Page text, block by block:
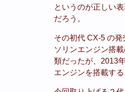
というのが正しい
だろう。
その初代 CX-5 の
ソリンエンジン搭
類だったが、2013
エンジンを搭載する